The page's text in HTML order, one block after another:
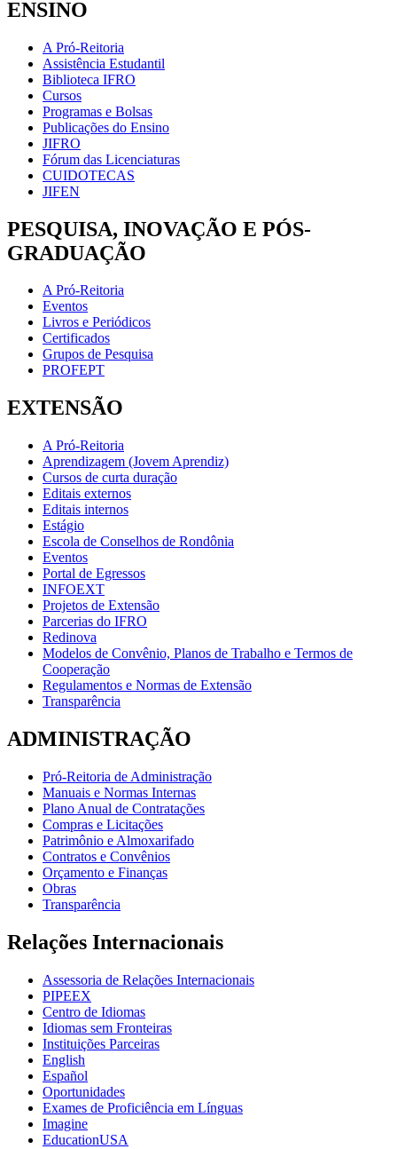
ENSINO
A Pró-Reitoria
Assistência Estudantil
Biblioteca IFRO
Cursos
Programas e Bolsas
Publicações do Ensino
JIFRO
Fórum das Licenciaturas
CUIDOTECAS
JIFEN
PESQUISA, INOVAÇÃO E PÓS-
GRADUAÇÃO
A Pró-Reitoria
Eventos
Livros e Periódicos
Certificados
Grupos de Pesquisa
PROFEPT
EXTENSÃO
A Pró-Reitoria
Aprendizagem (Jovem Aprendiz)
Cursos de curta duração
Editais externos
Editais internos
Estágio
Escola de Conselhos de Rondônia
Eventos
Portal de Egressos
INFOEXT
Projetos de Extensão
Parcerias do IFRO
Redinova
Modelos de Convênio, Planos de Trabalho e Termos de
Cooperação
Regulamentos e Normas de Extensão
Transparência
ADMINISTRAÇÃO
Pró-Reitoria de Administração
Manuais e Normas Internas
Plano Anual de Contratações
Compras e Licitações
Patrimônio e Almoxarifado
Contratos e Convênios
Orçamento e Finanças
Obras
Transparência
Relações Internacionais
Assessoria de Relações Internacionais
PIPEEX
Centro de Idiomas
Idiomas sem Fronteiras
Instituições Parceiras
English
Español
Oportunidades
Exames de Proficiência em Línguas
Imagine
EducationUSA